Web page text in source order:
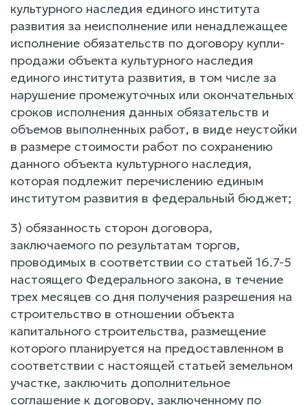
культурного наследия единого института
развития за неисполнение или ненадлежащее
исполнение обязательств по договору купли-
продажи объекта культурного наследия
единого института развития, в том числе за
нарушение промежуточных или окончательных
сроков исполнения данных обязательств и
объемов выполненных работ, в виде неустойки
в размере стоимости работ по сохранению
данного объекта культурного наследия,
которая подлежит перечислению единым
институтом развития в федеральный бюджет;
3) обязанность сторон договора,
заключаемого по результатам торгов,
проводимых в соответствии со статьей 16.7-5
настоящего Федерального закона, в течение
трех месяцев со дня получения разрешения на
строительство в отношении объекта
капитального строительства, размещение
которого планируется на предоставленном в
соответствии с настоящей статьей земельном
участке, заключить дополнительное
соглашение к договору, заключенному по